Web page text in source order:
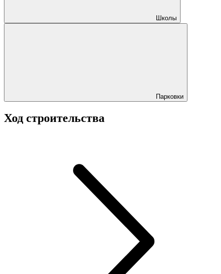
Школы
Парковки
Ход строительства